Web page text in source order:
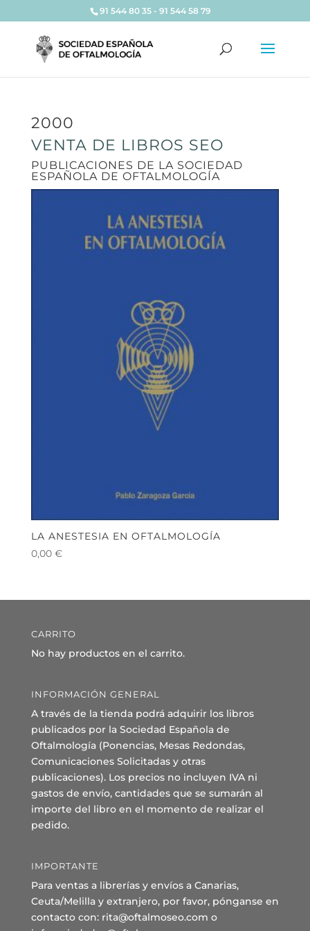
91 544 80 35 - 91 544 58 79
2000
VENTA DE LIBROS SEO
PUBLICACIONES DE LA SOCIEDAD
ESPAÑOLA DE OFTALMOLOGÍA
LA ANESTESIA EN OFTALMOLOGÍA
0,00 €
CARRITO
No hay productos en el carrito.
INFORMACIÓN GENERAL
A través de la tienda podrá adquirir los libros
publicados por la Sociedad Española de
Oftalmología (Ponencias, Mesas Redondas,
Comunicaciones Solicitadas y otras
publicaciones). Los precios no incluyen IVA ni
gastos de envío, cantidades que se sumarán al
importe del libro en el momento de realizar el
pedido.
IMPORTANTE
Para ventas a librerías y envíos a Canarias,
Ceuta/Melilla y extranjero, por favor, pónganse en
contacto con: rita@oftalmoseo.com o